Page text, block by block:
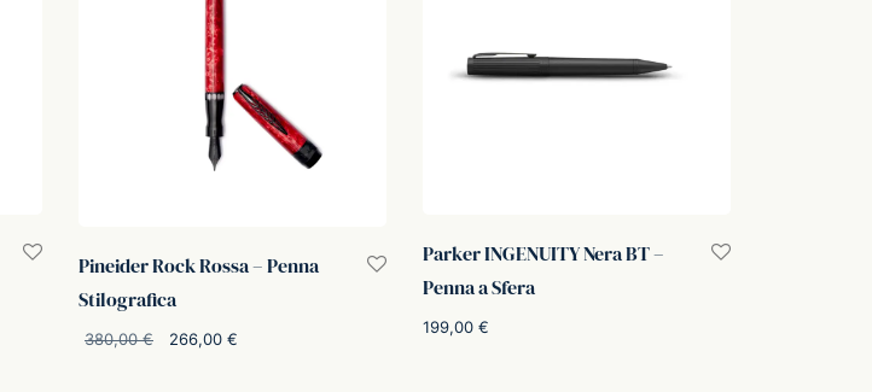
Pineider Rock Rossa – Penna
Stilografica
380,00€
Il prezzo
266,00 €
Parker INGENUITY Nera BT –
Penna a Sfera
199,00 €